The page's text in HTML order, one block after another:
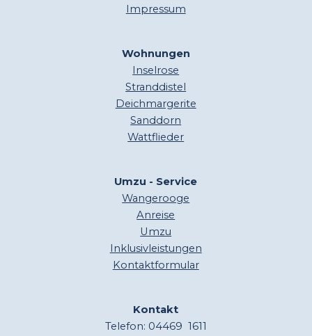
Impressum
Wohnungen
Inselrose
Stranddistel
Deichmargerite
Sanddorn
Wattflieder
Umzu - Service
Wangerooge
Anreise
Umzu
Inklusivleistungen
Kontaktformular
Kontakt
Telefon: 04469 1611